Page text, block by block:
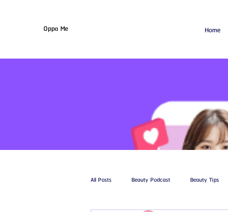
Home
Oppa Me
All Posts Beauty Podcast Beauty Tips